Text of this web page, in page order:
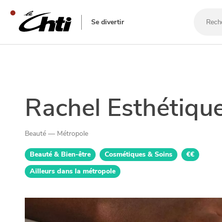
Se divertir
bar,
Rachel
Beauté — Métropole
Beauté & Bien-être Cosmétiques & Soins
€€
Ailleurs dans la métropole
SORTIR